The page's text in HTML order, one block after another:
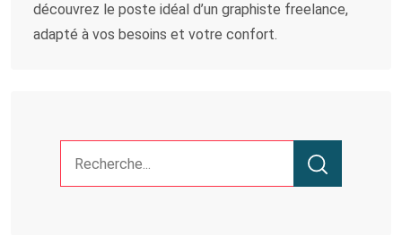
découvrez le poste idéal d’un graphiste freelance,
adapté à vos besoins et votre confort.